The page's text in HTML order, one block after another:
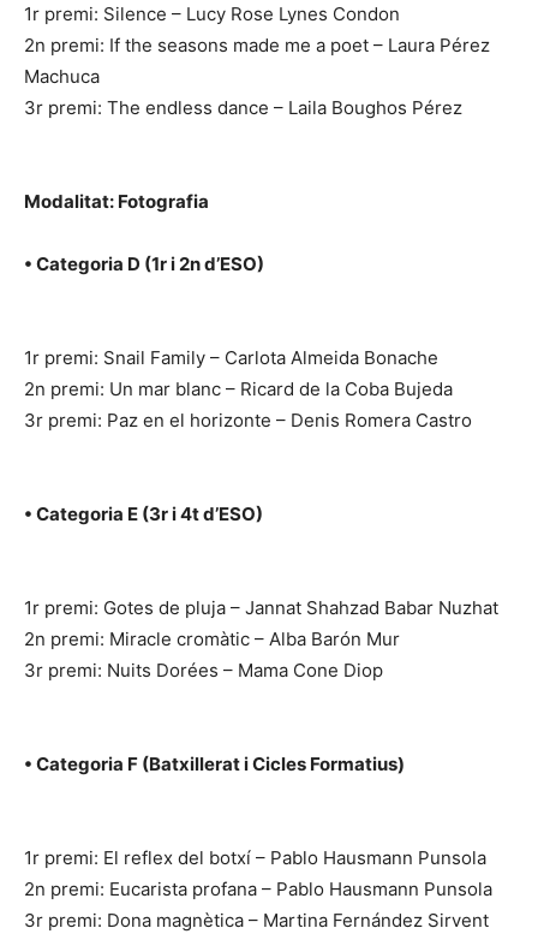
1r premi: Silence – Lucy Rose Lynes Condon
2n premi: If the seasons made me a poet – Laura Pérez
Machuca
3r premi: The endless dance – Laila Boughos Pérez
Modalitat: Fotografia
• Categoria D (1r i 2n d’ESO)
1r premi: Snail Family – Carlota Almeida Bonache
2n premi: Un mar blanc – Ricard de la Coba Bujeda
3r premi: Paz en el horizonte – Denis Romera Castro
• Categoria E (3r i 4t d’ESO)
1r premi: Gotes de pluja – Jannat Shahzad Babar Nuzhat
2n premi: Miracle cromàtic – Alba Barón Mur
3r premi: Nuits Dorées – Mama Cone Diop
• Categoria F (Batxillerat i Cicles Formatius)
1r premi: El reflex del botxí – Pablo Hausmann Punsola
2n premi: Eucarista profana – Pablo Hausmann Punsola
3r premi: Dona magnètica – Martina Fernández Sirvent